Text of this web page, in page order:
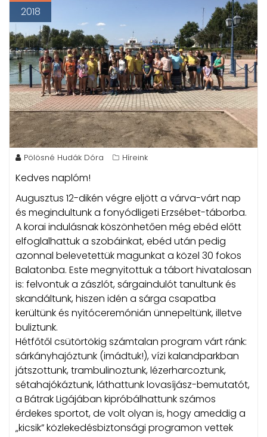
2018
Pölösné Hudák Dóra Híreink
Kedves naplóm!
Augusztus 12-dikén végre eljött a várva-várt nap
és megindultunk a fonyódligeti Erzsébet-táborba.
A korai indulásnak köszönhetően még ebéd előtt
elfoglalhattuk a szobáinkat, ebéd után pedig
azonnal belevetettük magunkat a közel 30 fokos
Balatonba. Este megnyitottuk a tábort hivatalosan
is: felvontuk a zászlót, sárgaindulót tanultunk és
skandáltunk, hiszen idén a sárga csapatba
kerültünk és nyitóceremónián ünnepeltünk, illetve
buliztunk.
Hétfőtől csütörtökig számtalan program várt ránk:
sárkányhajóztunk (imádtuk!), vízi kalandparkban
játszottunk, trambulinoztunk, lézerharcoztunk,
sétahajókáztunk, láthattunk lovasíjász-bemutatót,
a Bátrak Ligájában kipróbálhattunk számos
érdekes sportot, de volt olyan is, hogy ameddig a
„kicsik” közlekedésbiztonsági programon vettek